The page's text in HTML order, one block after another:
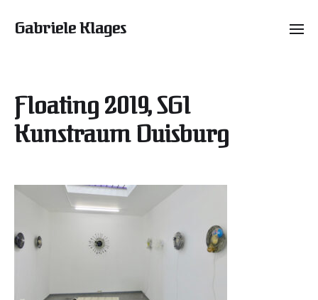
Gabriele Klages
Floating 2019, SG1
Kunstraum Duisburg